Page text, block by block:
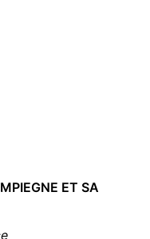
lancer la recherche
ET SA